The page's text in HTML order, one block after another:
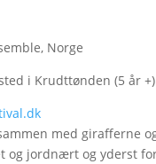
Norge
i Krudttønden (5 år +)
med girafferne
og jordnært og yderst